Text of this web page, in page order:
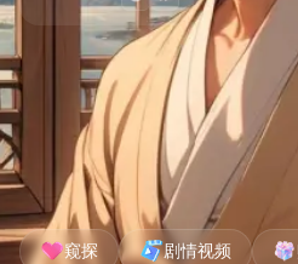
窥探 剧情视频